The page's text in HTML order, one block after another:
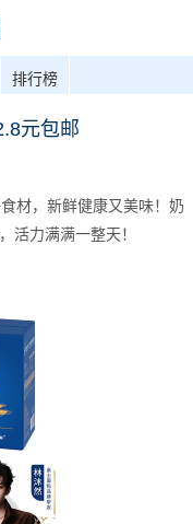
排行榜
元包邮
材，新鲜健康又美味！奶
活力满满一整天！